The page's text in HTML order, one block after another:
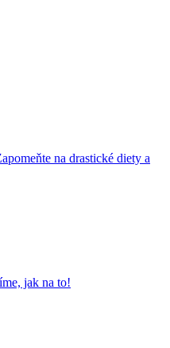
na drastické diety a
jak na to!